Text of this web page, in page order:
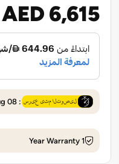
AED 6,615
: 08 Aug - 09 Aug
1 Year Warranty